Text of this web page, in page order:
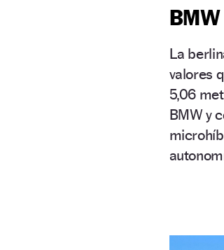
La
valores
5,06
BMW y